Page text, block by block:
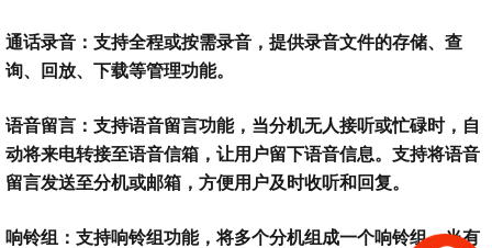
通话录音：支持全程或按需录音，提供录音文件的存储、查
询、回放、下载等管理功能。
语音留言：支持语音留言功能，当分机无人接听或忙碌时，自
动将来电转接至语音信箱，让用户留下语音信息。支持将语音
留言发送至分机或邮箱，方便用户及时收听和回复。
响铃组：支持响铃组功能，将多个分机组成一个响铃组，当有